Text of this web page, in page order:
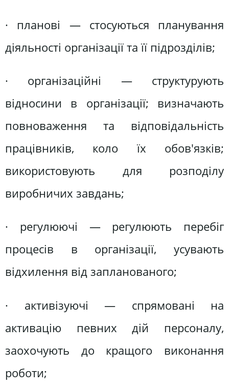
· планові — стосуються планування
діяльності організації та її підрозділів;
· організаційні — структурують
відносини в організації; визначають
повноваження та відповідальність
працівників, коло їх обов'язків;
використовують для розподілу
виробничих завдань;
· регулюючі — регулюють перебіг
процесів в організації, усувають
відхилення від запланованого;
· активізуючі — спрямовані на
активацію певних дій персоналу,
заохочують до кращого виконання
роботи;